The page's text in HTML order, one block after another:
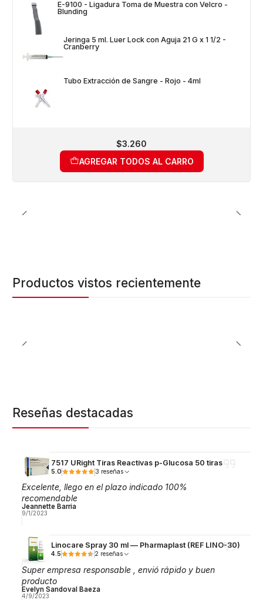
E-9100 - Ligadura Toma de Muestra con Velcro -
Blunding
Jeringa 5 ml. Luer Lock con Aguja 21 G x 1 1/2 -
Cranberry
Tubo Extracción de Sangre - Rojo - 4ml
$3.260
AGREGAR TODOS AL CARRO
Productos vistos recientemente
Reseñas destacadas
7517 URight Tiras Reactivas p-Glucosa 50 tiras
5.0 3 reseñas
Excelente, llego en el plazo indicado 100%
recomendable
Jeannette Barria
9/1/2023
Linocare Spray 30 ml — Pharmaplast (REF LINO-30)
4.5 2 reseñas
Super empresa responsable , envió rápido y buen
producto
Evelyn Sandoval Baeza
4/9/2023